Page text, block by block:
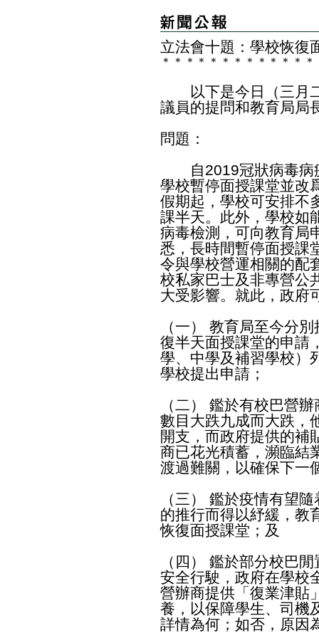
立法會十題：學校恢復
＊ ＊ ＊ ＊ ＊ ＊ ＊ ＊ ＊ ＊ ＊ ＊ ＊
以下是今日（三月二
議員的提問和教育局局
問題：
自2019冠狀病毒病
學校暫停面授課堂並改
假期起，學校可安排不
課半天。此外，學校如
病毒檢測，可向教育局
悉，長時間暫停面授課
令與學校營運相關的配
校私家巴士及非專營公
大受影響。就此，政府
（一） 教育局至今分
復半天面授課堂的申請
學、中學及補習學校）
學校提出申請；
（二） 鑑於有校巴營
數目大跌九成而大跌，
開支，而政府提供的補
商已花光積蓄，瀕臨結
渡過難關，以確保下一
（三） 鑑於疫情有望
的推行而得以紓緩，教
恢復面授課堂；及
（四） 鑑於部分校巴
安全行駛，政府在學校
營辦商提供「復業津貼
養，以保障學生、司機
詳情為何；如否，原因